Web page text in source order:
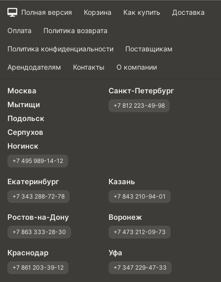
Полная версия Корзина Как купить Доставка
Оплата Политика возврата
Политика конфиденциальности Поставщикам
Арендодателям Контакты О компании
Москва
Мытищи
Подольск
Серпухов
Ногинск
+7 495 989-14-12
Санкт-Петербург
+7 812 223-49-98
Екатеринбург
+7 343 288-72-78
Казань
+7 843 210-94-01
Ростов-на-Дону
+7 863 333-28-30
Воронеж
+7 473 212-09-73
Краснодар
+7 861 203-39-12
Уфа
+7 347 229-47-33